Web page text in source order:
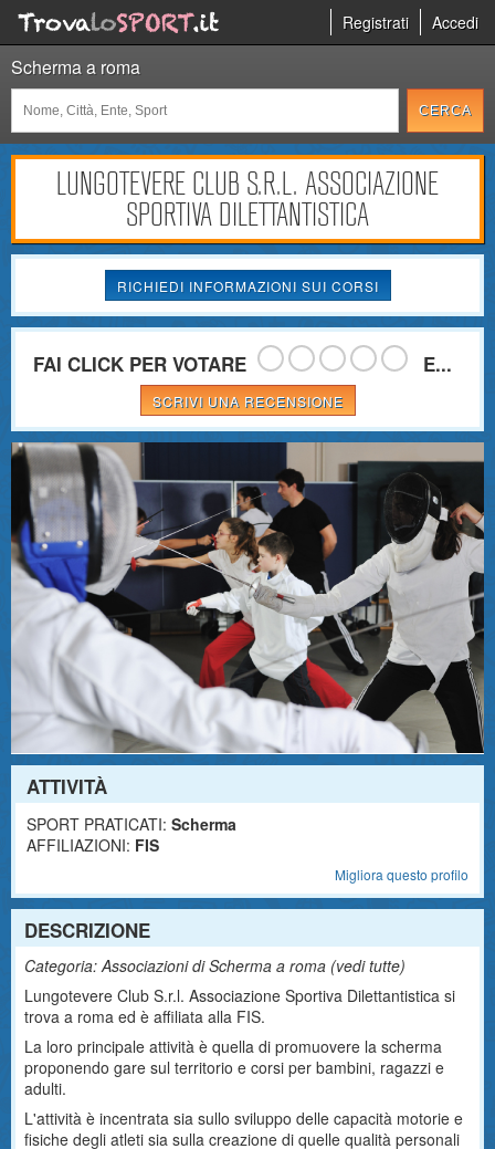
Registrati Accedi
Scherma a roma
LUNGOTEVERE CLUB S.R.L. ASSOCIAZIONE
SPORTIVA DILETTANTISTICA
RICHIEDI INFORMAZIONI SUI CORSI
FAI CLICK PER VOTARE E...
SCRIVI UNA RECENSIONE
ATTIVITÀ
SPORT PRATICATI: Scherma
AFFILIAZIONI: FIS
Migliora questo profilo
DESCRIZIONE
Categoria: Associazioni di Scherma a roma (vedi tutte)
Lungotevere Club S.r.l. Associazione Sportiva Dilettantistica si
trova a roma ed è affiliata alla FIS.
La loro principale attività è quella di promuovere la scherma
proponendo gare sul territorio e corsi per bambini, ragazzi e
adulti.
L'attività è incentrata sia sullo sviluppo delle capacità motorie e
fisiche degli atleti sia sulla creazione di quelle qualità personali